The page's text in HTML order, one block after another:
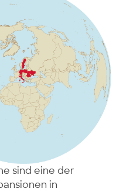
sind eine der
in